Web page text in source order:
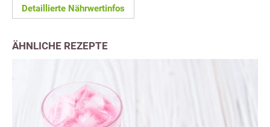
Detaillierte Nährwertinfos
ÄHNLICHE REZEPTE